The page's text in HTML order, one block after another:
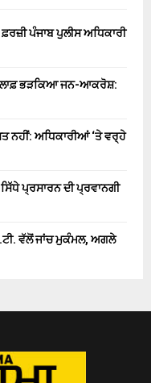
ਪੰਜਾਬ ਪੁਲੀਸ ਅਧਿਕਾਰੀ
ਭੜਕਿਆ ਜਨ-ਆਕਰੋਸ਼:
ਨਹੀਂ: ਅਧਿਕਾਰੀਆਂ ‘ਤੇ ਵਰ੍ਹੇ
ਪ੍ਰਸਾਰਨ ਦੀ ਪ੍ਰਵਾਨਗੀ
ਵੱਲੋਂ ਜਾਂਚ ਮੁਕੰਮਲ, ਅਗਲੇ